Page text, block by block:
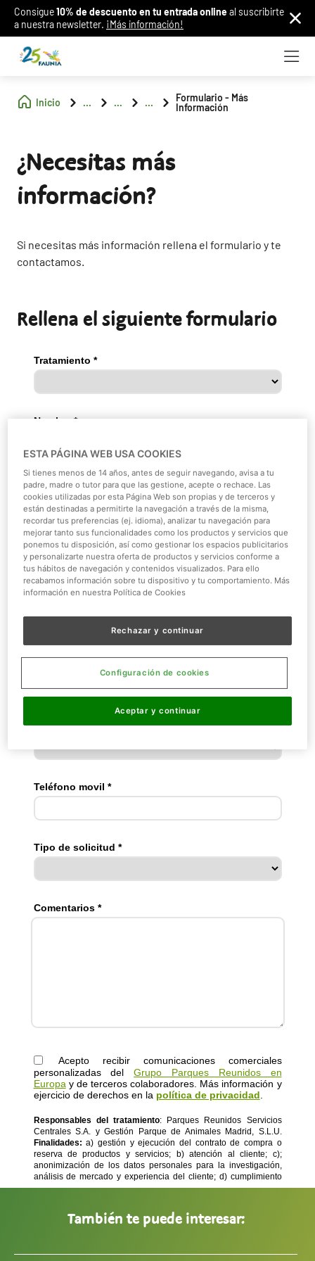
Consigue10% de descuento en tu entrada onlineal suscribirte
a nuestra newsletter. ¡Más información!
Inicio ... ... ...
Formulario - Más
Información
¿Necesitas más
información?
Si necesitas más información rellena el formulario y te
contactamos.
Rellena el siguiente formulario
También te puede interesar:
ESTA PÁGINA WEB USA COOKIES
Si tienes menos de 14 años, antes de seguir navegando, avisa a tu
padre, madre o tutor para que las gestione, acepte o rechace. Las
cookies utilizadas por esta Página Web son propias y de terceros y
están destinadas a permitirte la navegación a través de la misma,
recordar tus preferencias (ej. idioma), analizar tu navegación para
mejorar tanto sus funcionalidades como los productos y servicios que
ponemos tu disposición, así como gestionar los espacios publicitarios
y personalizarte nuestra oferta de productos y servicios conforme a
tus hábitos de navegación y contenidos visualizados. Para ello
recabamos información sobre tu dispositivo y tu comportamiento. Más
información en nuestra Política de Cookies
Rechazar y continuar
Aceptar y continuar
Configuración de cookies